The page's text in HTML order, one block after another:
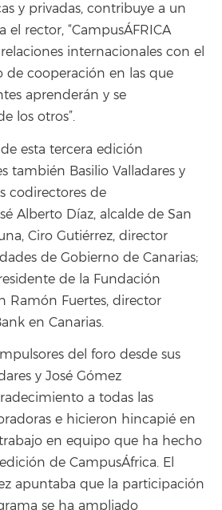
y privadas, contribuye a un
el rector, “CampusÁFRICA
internacionales con el
cooperación en las que
aprenderán y se
los otros”.
esta tercera edición
también Basilio Valladares y
codirectores de
Alberto Díaz, alcalde de San
Ciro Gutiérrez, director
de Gobierno de Canarias;
de la Fundación
Ramón Fuertes, director
en Canarias.
del foro desde sus
y José Gómez
a todas las
e hicieron hincapié en
en equipo que ha hecho
de CampusÁfrica. El
apuntaba que la participación
se ha ampliado